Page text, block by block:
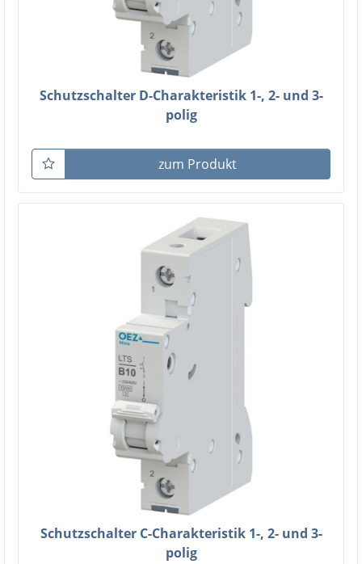
Schutzschalter D-Charakteristik 1-, 2- und 3-
polig
zum Produkt
Schutzschalter C-Charakteristik 1-, 2- und 3-
polig